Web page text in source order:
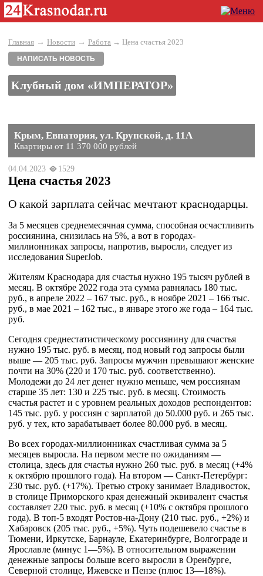
Главная → Новости → Работа → Цена счастья 2023
НАПИСАТЬ НОВОСТЬ
Клубный дом «ИМПЕРАТОР»
Крым, Евпатория, ул. Крупской, д. 11А
Квартиры от 11 370 000 рублей
04.04.2023 1529
Цена счастья 2023
О какой зарплата сейчас мечтают краснодарцы.
За 5 месяцев среднемесячная сумма, способная осчастливить
россиянина, снизилась на 5%, а вот в городах-
миллионниках запросы, напротив, выросли, следует из
исследования SuperJob.
Жителям Краснодара для счастья нужно 195 тысяч рублей в
месяц. В октябре 2022 года эта сумма равнялась 180 тыс.
руб., в апреле 2022 – 167 тыс. руб., в ноябре 2021 – 166 тыс.
руб., в мае 2021 – 162 тыс., в январе этого же года – 164 тыс.
руб.
Сегодня среднестатистическому россиянину для счастья
нужно 195 тыс. руб. в месяц, под новый год запросы были
выше — 205 тыс. руб. Запросы мужчин превышают женские
почти на 30% (220 и 170 тыс. руб. соответственно).
Молодежи до 24 лет денег нужно меньше, чем россиянам
старше 35 лет: 130 и 225 тыс. руб. в месяц. Стоимость
счастья растет и с уровнем реальных доходов респондентов:
145 тыс. руб. у россиян с зарплатой до 50.000 руб. и 265 тыс.
руб. у тех, кто зарабатывает более 80.000 руб. в месяц.
Во всех городах-миллионниках счастливая сумма за 5
месяцев выросла. На первом месте по ожиданиям —
столица, здесь для счастья нужно 260 тыс. руб. в месяц (+4%
к октябрю прошлого года). На втором — Санкт-Петербург:
230 тыс. руб. (+17%). Третью строку занимает Владивосток,
в столице Приморского края денежный эквивалент счастья
составляет 220 тыс. руб. в месяц (+10% с октября прошлого
года). В топ-5 входят Ростов-на-Дону (210 тыс. руб., +2%) и
Хабаровск (205 тыс. руб., +5%). Чуть подешевело счастье в
Тюмени, Иркутске, Барнауле, Екатеринбурге, Волгограде и
Ярославле (минус 1—5%). В относительном выражении
денежные запросы больше всего выросли в Оренбурге,
Северной столице, Ижевске и Пензе (плюс 13—18%).